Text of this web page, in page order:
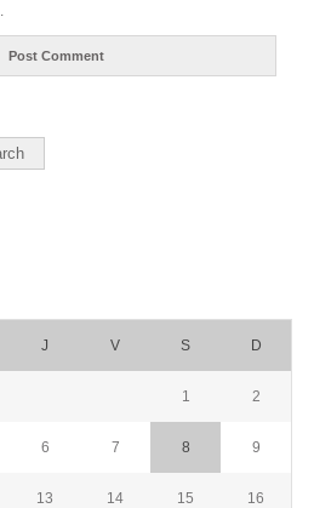
J V S D
1 2
6 7 8 9
13 14 15 16